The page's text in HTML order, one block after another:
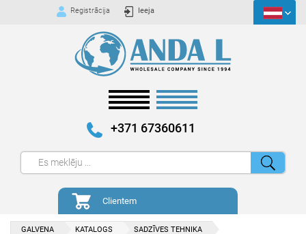
Registrācija Ieeja
+371 67360611
Clientem
GALVENA KATALOGS
SADZĪVES TEHNIKA